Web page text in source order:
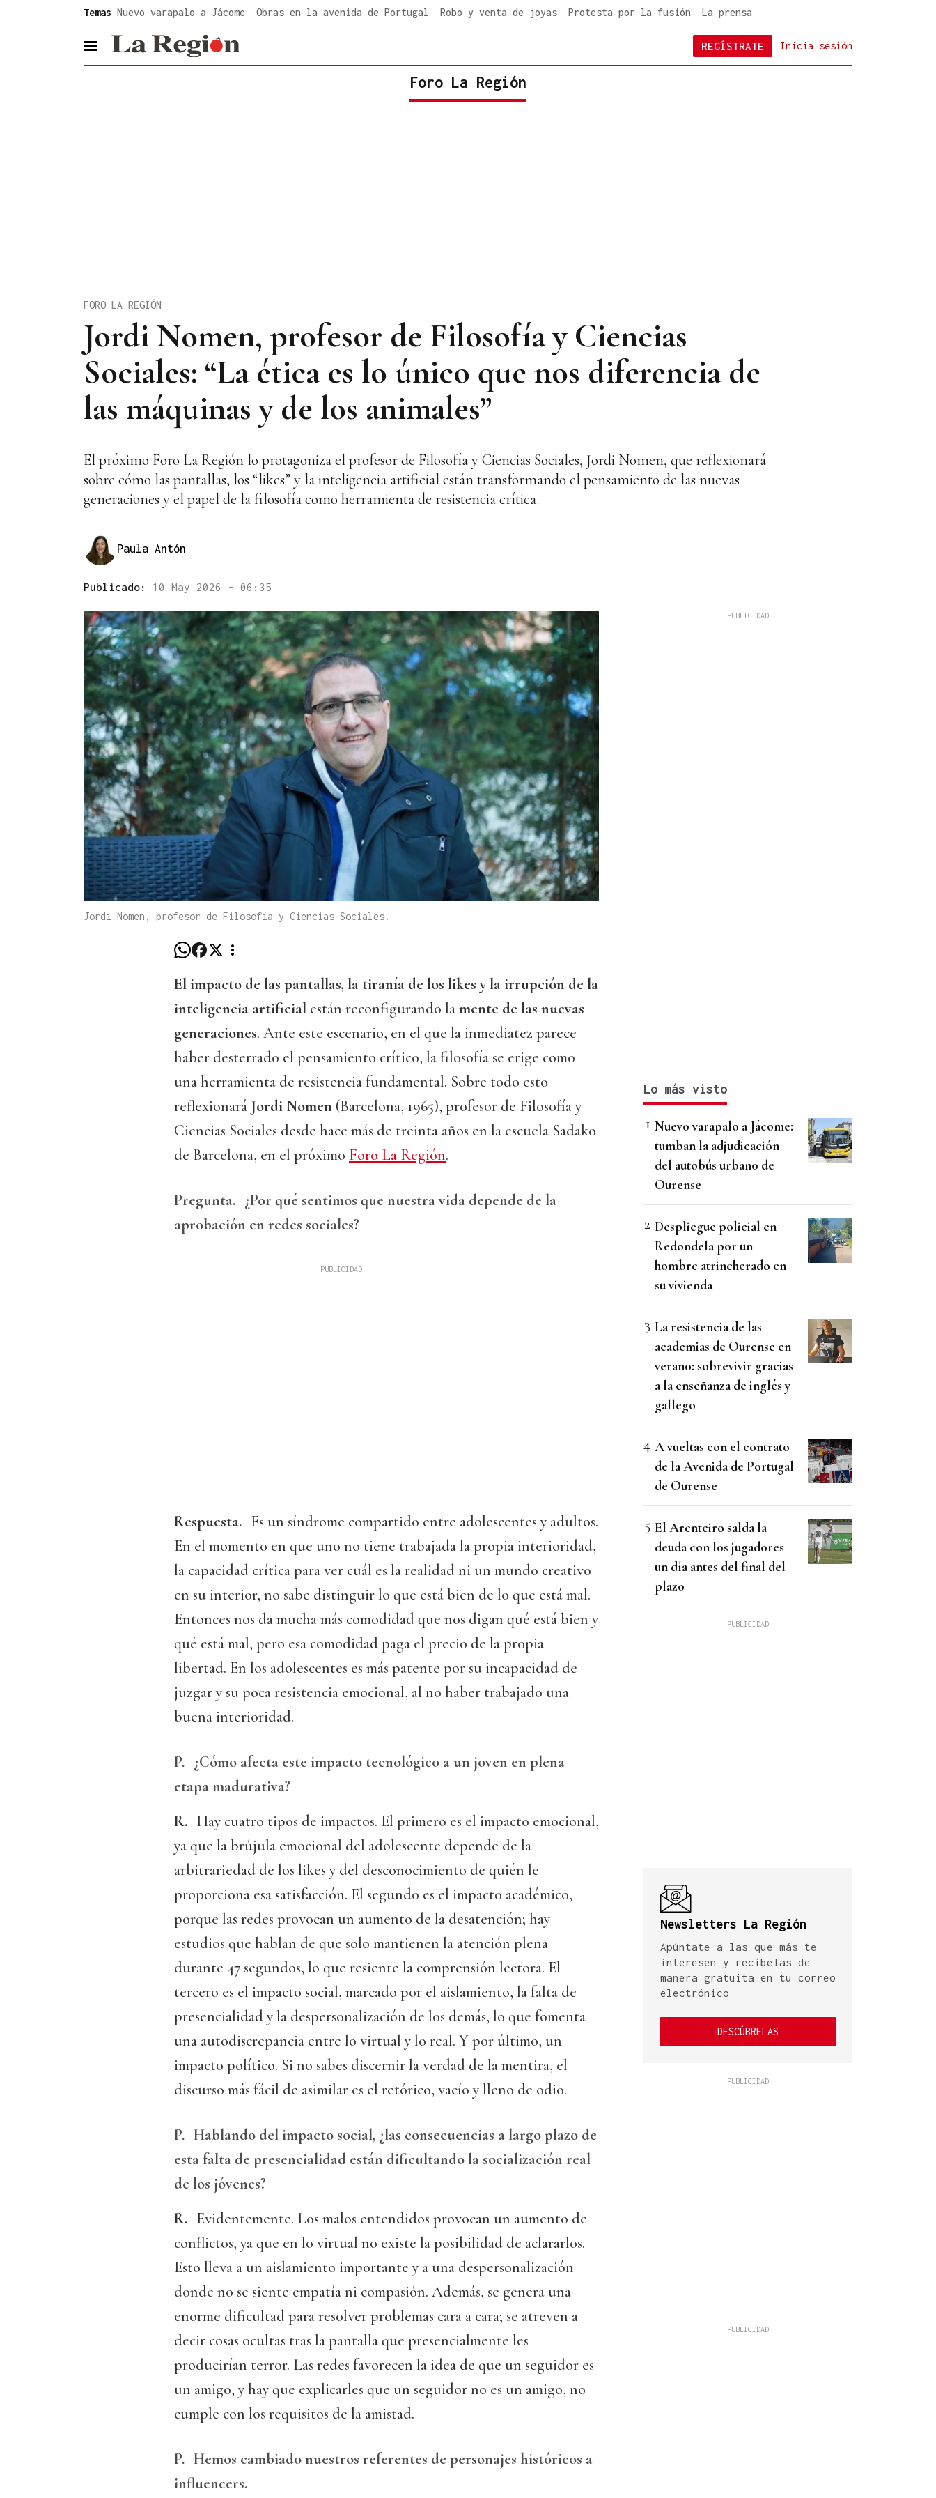
Temas Nuevo varapalo a Jácome Obras en la avenida de Portugal Robo y venta de joyas Protesta por la fusión La prensa
header.menu.open Inicia sesión
REGÍSTRATE
Foro La Región
Jordi Nomen, profesor de Filosofía y Ciencias
Sociales: “La ética es lo único que nos diferencia de
las máquinas y de los animales”
FORO LA REGIÓN
El próximo Foro La Región lo protagoniza el profesor de Filosofía y Ciencias Sociales, Jordi Nomen, que reflexionará
sobre cómo las pantallas, los “likes” y la inteligencia artificial están transformando el pensamiento de las nuevas
generaciones y el papel de la filosofía como herramienta de resistencia crítica.
Paula Antón
Publicado: 10 May 2026 - 06:35
Jordi Nomen, profesor de Filosofía y Ciencias Sociales.
El impacto de las pantallas, la tiranía de los likes y la irrupción de la
inteligencia artificial están reconfigurando lamente de las nuevas
generaciones. Ante este escenario, en el que la inmediatez parece
haber desterrado el pensamiento crítico, la filosofía se erige como
una herramienta de resistencia fundamental. Sobre todo esto
reflexionará Jordi Nomen (Barcelona, 1965), profesor de Filosofía y
Ciencias Sociales desde hace más de treinta años en la escuela Sadako
de Barcelona, en el próximo Foro La Región.
Pregunta. ¿Por qué sentimos que nuestra vida depende de la
aprobación en redes sociales?
Respuesta. Es un síndrome compartido entre adolescentes y adultos.
En el momento en que uno no tiene trabajada la propia interioridad,
la capacidad crítica para ver cuál es la realidad ni un mundo creativo
en su interior, no sabe distinguir lo que está bien de lo que está mal.
Entonces nos da mucha más comodidad que nos digan qué está bien y
qué está mal, pero esa comodidad paga el precio de la propia
libertad. En los adolescentes es más patente por su incapacidad de
juzgar y su poca resistencia emocional, al no haber trabajado una
buena interioridad.
P. ¿Cómo afecta este impacto tecnológico a un joven en plena
etapa madurativa?
R. Hay cuatro tipos de impactos. El primero es el impacto emocional,
ya que la brújula emocional del adolescente depende de la
arbitrariedad de los likes y del desconocimiento de quién le
proporciona esa satisfacción. El segundo es el impacto académico,
porque las redes provocan un aumento de la desatención; hay
estudios que hablan de que solo mantienen la atención plena
durante 47 segundos, lo que resiente la comprensión lectora. El
tercero es el impacto social, marcado por el aislamiento, la falta de
presencialidad y la despersonalización de los demás, lo que fomenta
una autodiscrepancia entre lo virtual y lo real. Y por último, un
impacto político. Si no sabes discernir la verdad de la mentira, el
discurso más fácil de asimilar es el retórico, vacío y lleno de odio.
P. Hablando del impacto social, ¿las consecuencias a largo plazo de
esta falta de presencialidad están dificultando la socialización real
de los jóvenes?
R. Evidentemente. Los malos entendidos provocan un aumento de
conflictos, ya que en lo virtual no existe la posibilidad de aclararlos.
Esto lleva a un aislamiento importante y a una despersonalización
donde no se siente empatía ni compasión. Además, se genera una
enorme dificultad para resolver problemas cara a cara; se atreven a
decir cosas ocultas tras la pantalla que presencialmente les
producirían terror. Las redes favorecen la idea de que un seguidor es
un amigo, y hay que explicarles que un seguidor no es un amigo, no
cumple con los requisitos de la amistad.
P. Hemos cambiado nuestros referentes de personajes históricos a
influencers.
Lo más visto
Nuevo varapalo a Jácome:
tumban la adjudicación
del autobús urbano de
Ourense
Despliegue policial en
Redondela por un
hombre atrincherado en
su vivienda
La resistencia de las
academias de Ourense en
verano: sobrevivir gracias
a la enseñanza de inglés y
gallego
A vueltas con el contrato
de la Avenida de Portugal
de Ourense
El Arenteiro salda la
deuda con los jugadores
un día antes del final del
plazo
Newsletters La Región
Apúntate a las que más te
interesen y recíbelas de
manera gratuita en tu correo
electrónico
DESCÚBRELAS